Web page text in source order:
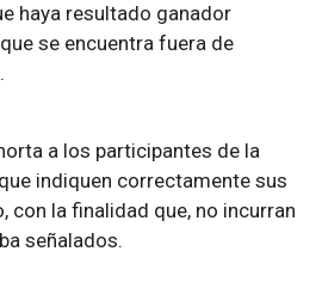
haya resultado ganador
se encuentra fuera de
a los participantes de la
indiquen correctamente sus
con la finalidad que, no incurran
señalados.